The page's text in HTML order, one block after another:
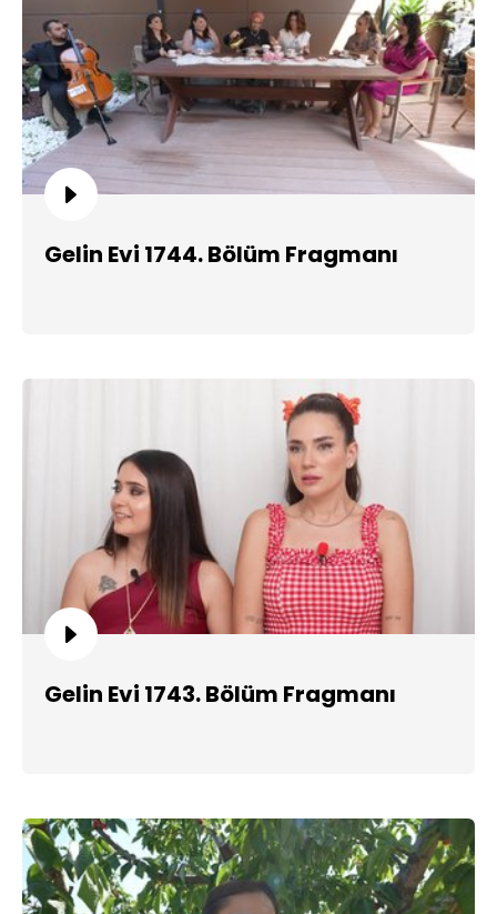
Gelin Evi 1744. Bölüm Fragmanı
Gelin Evi 1743. Bölüm Fragmanı